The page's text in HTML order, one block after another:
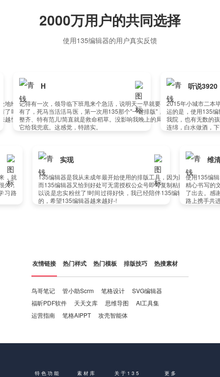
2000万用户的共同选择
使用135编辑器的用户真实反馈
导临下班甩来个急活，说明天一早就要推文。晚上还有局呢!!!!,我真的头皮发麻。
活马医，第一次用135那个"一键排版"，心里根本没底。结果你猜怎么着?就"唰"一
!简直就是救命稻草。没影响我晚上的局，从那天起，我就把它当成了我的御用救
感觉，特踏实。
听说3920
2015年小城市二本毕业，激烈的公考后
运的是，使用135编辑器后，自己的工作
我院，也有无数的孩子经过康复治疗回
连绵，白水做酒，下一个十年，敬未来，
亮
体这份工作以来，就
器，虽然用了很久，
新，永远在学习路
135编辑器是我从未成年最开始使用的排版工具，因
而135编辑器又恰到好处可无需授权公众号即可复制
以说是忠实粉丝了!时间过得好快，我已经陪伴135
的，希望135编辑器越来越好-!
友情链接 热门样式 热门模板 排版技巧 热搜素材
鸟哥笔记 管小助Scrm 笔格设计
SVG编辑器
福昕PDF软件
天天文库 思维导图
AI工具集
运营指南
笔格AIPPT 攻壳智能体
特色功能 素材库 关于135 更多